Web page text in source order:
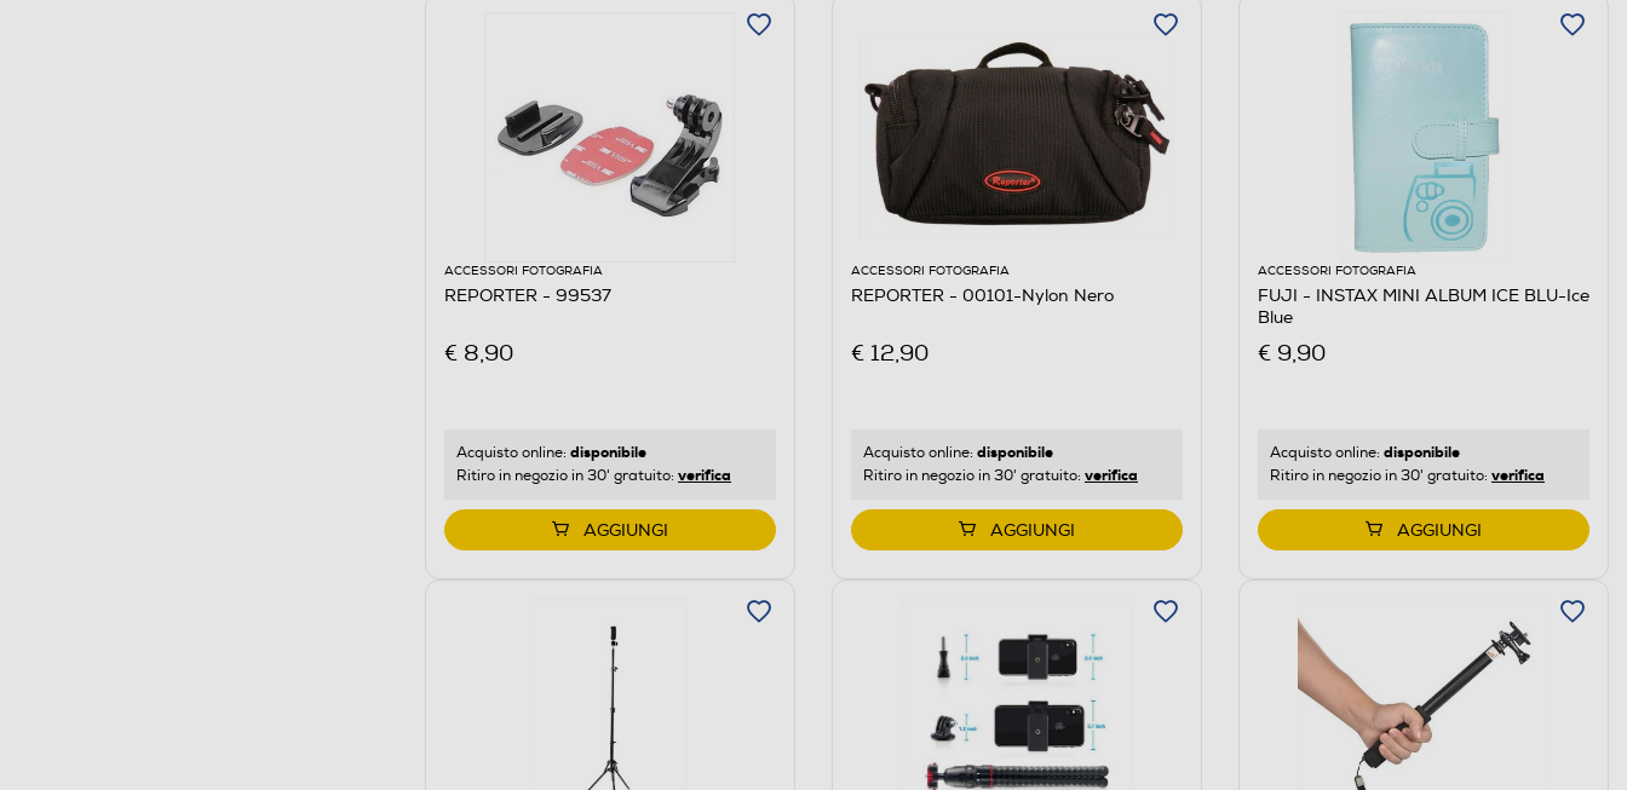
ACCESSORI FOTOGRAFIA
REPORTER - 99537
€ 8,90
Acquisto online: disponibile
Ritiro in negozio in 30' gratuito: verifica
AGGIUNGI
ACCESSORI FOTOGRAFIA
REPORTER - 00101-Nylon Nero
€ 12,90
Acquisto online: disponibile
Ritiro in negozio in 30' gratuito: verifica
AGGIUNGI
ACCESSORI FOTOGRAFIA
FUJI - INSTAX MINI ALBUM ICE BLU-Ice
Blue
€ 9,90
Acquisto online: disponibile
Ritiro in negozio in 30' gratuito: verifica
AGGIUNGI